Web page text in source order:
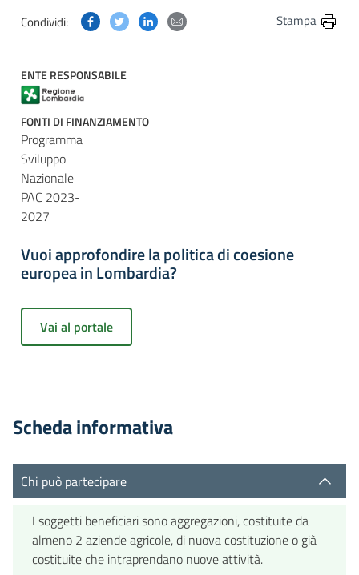
Condividi: Condividi questa pagina su Facebook
Condividi questa pagina su Twitter
Condividi questa pagina su Linkedin
Condividi questa pagina via
Stampa
ENTE RESPONSABILE
FONTI DI FINANZIAMENTO
Programma
Sviluppo
Nazionale
PAC 2023-
2027
Vuoi approfondire la politica di coesione
europea in Lombardia?
Vai al portale
Scheda informativa
Chi può partecipare
I soggetti beneficiari sono aggregazioni, costituite da
almeno 2 aziende agricole, di nuova costituzione o già
costituite che intraprendano nuove attività.